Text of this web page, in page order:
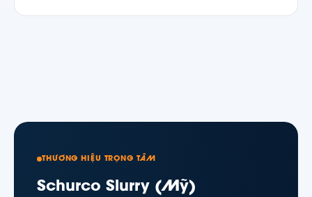
THƯƠNG HIỆU TRỌNG TÂM
Schurco Slurry (Mỹ)